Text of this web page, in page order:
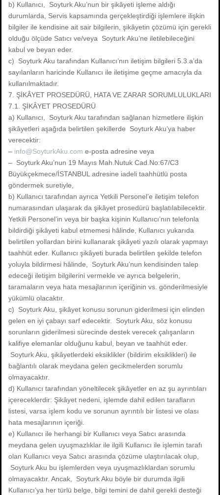
b) Kullanıcı, Soyturk Aku’nun bir şikâyeti işleme aldığı
durumlarda, Servis kapsamında gerçekleştirdiği işlemlere ilişkin
bilgiler ile kendisine ait sair bilgilerin, şikâyetin çözümü için gerekli
olduğu ölçüde Satıcı ve/veya Soyturk Aku’ne iletilebileceğini
kabul ve beyan eder.
c) Soyturk Aku tarafından Kullanıcı’nın iletişim bilgileri 5.3.a’da
sayılanların haricinde Kullanıcı ile iletişime geçme amacıyla da
kullanılmaktadır.
7. ŞİKÂYET PROSEDÜRÜ, HATA VE ZARAR SORUMLULUKLARI
7.1. ŞİKÂYET PROSEDÜRÜ
a) Kullanıcı, Soyturk Aku tarafından sağlanan hizmetlere ilişkin
şikâyetleri aşağıda belirtilen şekillerde Soyturk Aku’ya haber
verecektir:
– info@SoyturkAku.com e-posta adresine veya
– Soyturk Aku’nun 19 Mayıs Mah.Nutuk Cad.No:67/C3
Büyükçekmece/İSTANBUL adresine iadeli taahhütlü posta
göndermek suretiyle,
b) Kullanıcı tarafından ayrıca Yetkili Personel’e iletişim telefon
numarasından ulaşarak da şikâyet prosedürü başlatılabilecektir.
Yetkili Personel’in veya bir başka kişinin Kullanıcı’nın telefonla
bildirdiği şikâyeti kabul etmemesi hâlinde, Kullanıcı yukarıda
belirtilen yollardan birini kullanarak şikâyeti yazılı olarak yapmayı
taahhüt eder. Kullanıcı şikâyeti burada belirtilen şekilde telefon
yoluyla bildirmesi hâlinde, Soyturk Aku’nun kendisinden talep
edeceği iletişim bilgilerini vermekle ve ayrıca belgelerin,
taramaların veya hata mesajlarının içeriğinin vs. gönderilmesiyle
yükümlü olacaktır.
c) Soyturk Aku, şikâyet konusu sorunun giderilmesi için elinden
gelen en iyi çabayı sarf edecektir. Soyturk Aku, söz konusu
sorunların giderilmesi sürecinde destek verecek çalışanların
kalifiye elemanlar olduğunu kabul, beyan ve taahhüt eder.
Soyturk Aku, şikâyetlerdeki eksiklikler (bildirim eksiklikleri) ile
bağlantılı olarak meydana gelen gecikmelerden sorumlu
olmayacaktır.
d) Kullanıcı tarafından yöneltilecek şikâyetler en az şu ayrıntıları
içereceklerdir: Şikâyet nedeni, işlemde dahil edilen tarafların
listesi, varsa işlem kodu ve sorunun ayrıntılı bir listesi ve olası
hata mesajlarının içeriği.
e) Kullanıcı ile herhangi bir Kullanıcı veya Satıcı arasında
meydana gelen uyuşmazlıklar ile ilgili Kullanıcı ile işlemin tarafı
olan Kullanıcı veya Satıcı arasında çözüme ulaştırılacak olup,
Soyturk Aku bu işlemlerden veya uyuşmazlıklardan sorumlu
olmayacaktır. Ancak, Soyturk Aku böyle bir durumda ilgili
Kullanıcı’ya her türlü belge, bilgi temini de dahil gerekli desteği